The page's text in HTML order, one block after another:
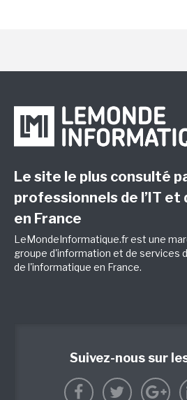
Le site le plus consulté
professionnels de l’IT et
en France
LeMondeInformatique.fr est une
groupe d'information et de services
de l'informatique en France.
Suivez-nous sur